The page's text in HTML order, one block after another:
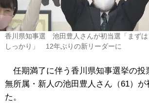
香川県知事選 池田豊人さんが初当選「まずは
しっかり」 12年ぶりの新リーダーに
任期満了に伴う香川県知事選挙の投
無所属・新人の池田豊人さん（61）が
た。